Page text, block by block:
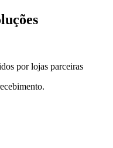
por lojas parceiras